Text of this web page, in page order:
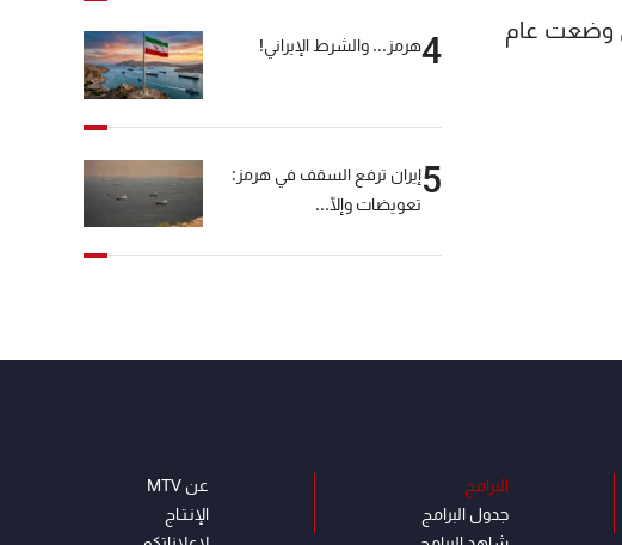
وضعت عام
4هرمز... والشرط الإيراني!
5إيران ترفع السقف في هرمز:
تعويضات وإلّا...
البرامج
جدول البرامج
عن MTV
الإنـتـاج